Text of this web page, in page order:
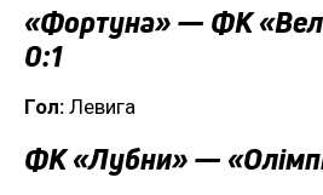
«Фортуна» — ФК
0:1
Гол: Левига
ФК «Лубни» —